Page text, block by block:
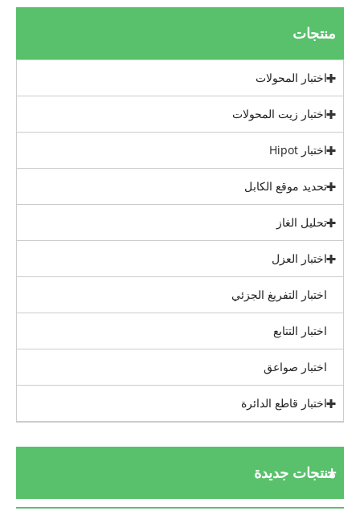
منتجات
اختبار المحولات
اختبار زيت المحولات
اختبار Hipot
تحديد موقع الكابل
تحليل الغاز
اختبار العزل
اختبار التفريغ الجزئي
اختبار التتابع
اختبار صواعق
اختبار قاطع الدائرة
منتجات جديدة